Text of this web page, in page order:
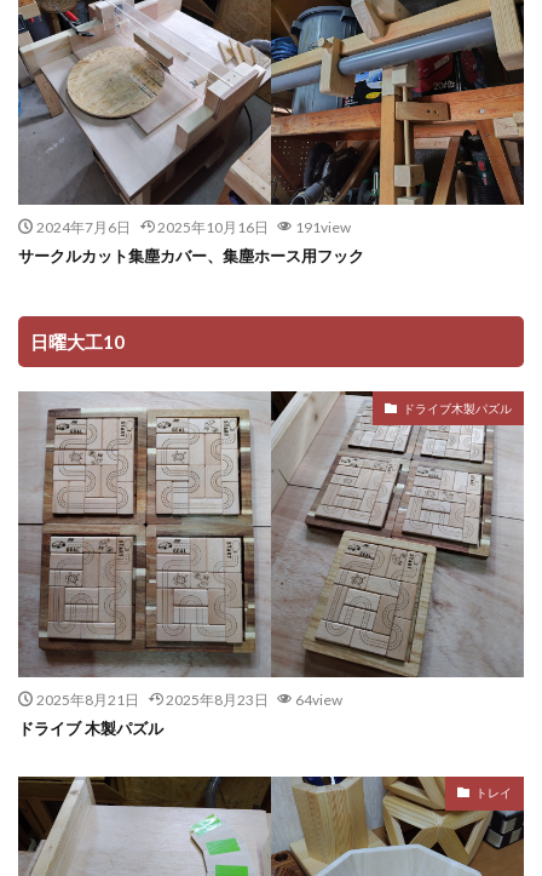
2024年7月6日 2025年10月16日 191view
サークルカット集塵カバー、集塵ホース用フック
日曜大工10
ドライブ木製パズル
2025年8月21日 2025年8月23日 64view
ドライブ 木製パズル
トレイ